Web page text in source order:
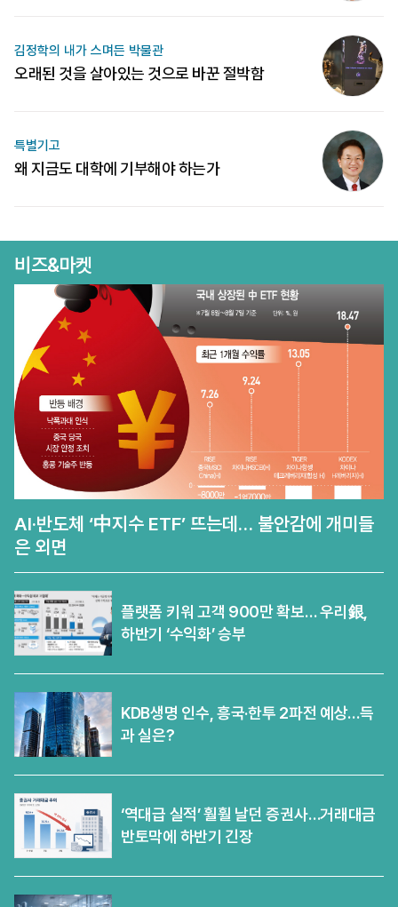
김정학의 내가 스며든 박물관
오래된 것을 살아있는 것으로 바꾼 절박함
특별기고
왜 지금도 대학에 기부해야 하는가
비즈&마켓
AI·반도체 ‘中지수 ETF’ 뜨는데… 불안감에 개미들
은 외면
플랫폼 키워 고객 900만 확보… 우리銀,
하반기 ‘수익화’ 승부
KDB생명 인수, 흥국·한투 2파전 예상…득
과 실은?
‘역대급 실적’ 훨훨 날던 증권사…거래대금
반토막에 하반기 긴장